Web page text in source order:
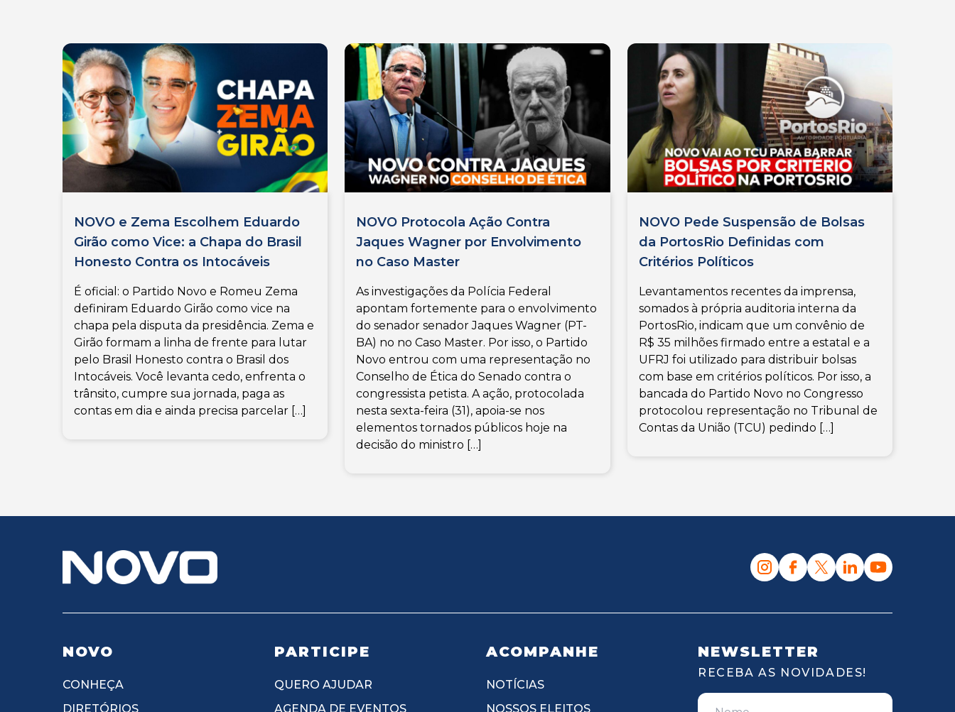
NOVO e Zema Escolhem Eduardo
Girão como Vice: a Chapa do Brasil
Honesto Contra os Intocáveis
É oficial: o Partido Novo e Romeu Zema
definiram Eduardo Girão como vice na
chapa pela disputa da presidência. Zema e
Girão formam a linha de frente para lutar
pelo Brasil Honesto contra o Brasil dos
Intocáveis. Você levanta cedo, enfrenta o
trânsito, cumpre sua jornada, paga as
contas em dia e ainda precisa parcelar […]
NOVO Protocola Ação Contra
Jaques Wagner por Envolvimento
no Caso Master
As investigações da Polícia Federal
apontam fortemente para o envolvimento
do senador senador Jaques Wagner (PT-
BA) no no Caso Master. Por isso, o Partido
Novo entrou com uma representação no
Conselho de Ética do Senado contra o
congressista petista. A ação, protocolada
nesta sexta-feira (31), apoia-se nos
elementos tornados públicos hoje na
decisão do ministro […]
NOVO Pede Suspensão de Bolsas
da PortosRio Definidas com
Critérios Políticos
Levantamentos recentes da imprensa,
somados à própria auditoria interna da
PortosRio, indicam que um convênio de
R$ 35 milhões firmado entre a estatal e a
UFRJ foi utilizado para distribuir bolsas
com base em critérios políticos. Por isso, a
bancada do Partido Novo no Congresso
protocolou representação no Tribunal de
Contas da União (TCU) pedindo […]
NOVO
CONHEÇA
DIRETÓRIOS
PARTICIPE
QUERO AJUDAR
AGENDA DE EVENTOS
ACOMPANHE
NOTÍCIAS
NOSSOS ELEITOS
NEWSLETTER
RECEBA AS NOVIDADES!